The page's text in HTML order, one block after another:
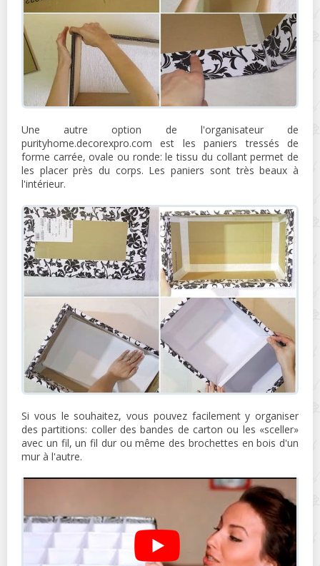
Une autre option de l'organisateur de
purityhome.decorexpro.com est les paniers tressés de
forme carrée, ovale ou ronde: le tissu du collant permet de
les placer près du corps. Les paniers sont très beaux à
l'intérieur.
Si vous le souhaitez, vous pouvez facilement y organiser
des partitions: coller des bandes de carton ou les «sceller»
avec un fil, un fil dur ou même des brochettes en bois d'un
mur à l'autre.